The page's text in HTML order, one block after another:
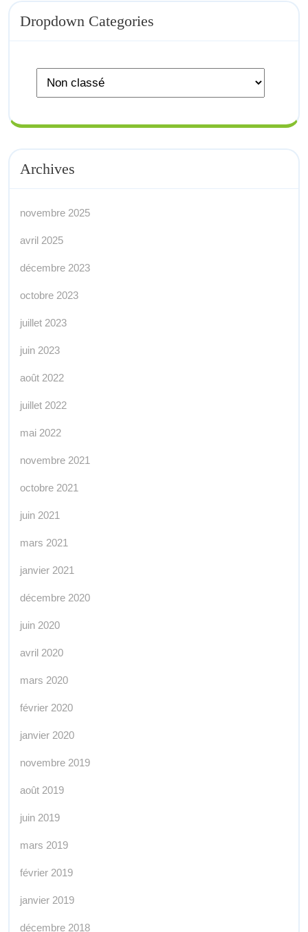
Dropdown Categories
Archives
novembre 2025
avril 2025
décembre 2023
octobre 2023
juillet 2023
juin 2023
août 2022
juillet 2022
mai 2022
novembre 2021
octobre 2021
juin 2021
mars 2021
janvier 2021
décembre 2020
juin 2020
avril 2020
mars 2020
février 2020
janvier 2020
novembre 2019
août 2019
juin 2019
mars 2019
février 2019
janvier 2019
décembre 2018